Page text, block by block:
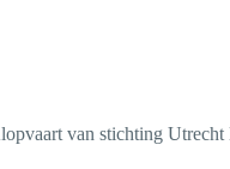
van stichting